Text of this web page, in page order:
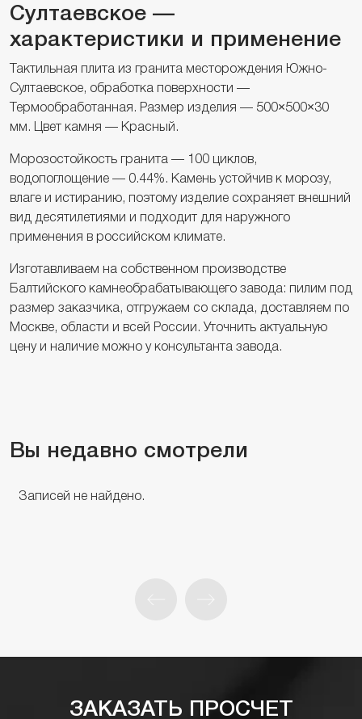
Султаевское —
характеристики и применение
Тактильная плита из гранита месторождения Южно-
Султаевское, обработка поверхности —
Термообработанная. Размер изделия — 500×500×30
мм. Цвет камня — Красный.
Морозостойкость гранита — 100 циклов,
водопоглощение — 0.44%. Камень устойчив к морозу,
влаге и истиранию, поэтому изделие сохраняет внешний
вид десятилетиями и подходит для наружного
применения в российском климате.
Изготавливаем на собственном производстве
Балтийского камнеобрабатывающего завода: пилим под
размер заказчика, отгружаем со склада, доставляем по
Москве, области и всей России. Уточнить актуальную
цену и наличие можно у консультанта завода.
Вы недавно смотрели
Записей не найдено.
ЗАКАЗАТЬ ПРОСЧЕТ